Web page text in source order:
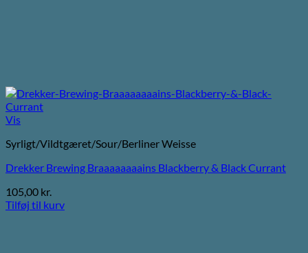
Vis
Syrligt/Vildtgæret/Sour/Berliner Weisse
Drekker Brewing Braaaaaaaains Blackberry & Black Currant
105,00 kr.
Tilføj til kurv